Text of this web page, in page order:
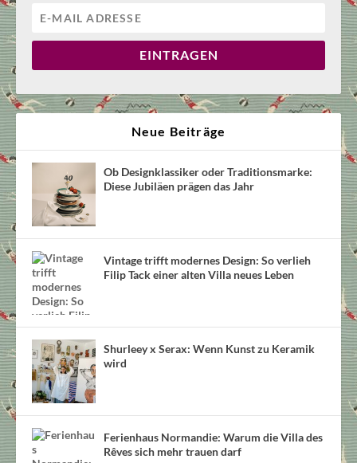
EINTRAGEN
Neue Beiträge
Ob Designklassiker oder Traditionsmarke:
Diese Jubiläen prägen das Jahr
Vintage trifft modernes Design: So verlieh
Filip Tack einer alten Villa neues Leben
Shurleey x Serax: Wenn Kunst zu Keramik
wird
Ferienhaus Normandie: Warum die Villa des
Rêves sich mehr trauen darf